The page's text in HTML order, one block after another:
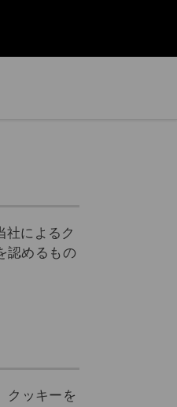
社によるク
認めるもの
クッキーを